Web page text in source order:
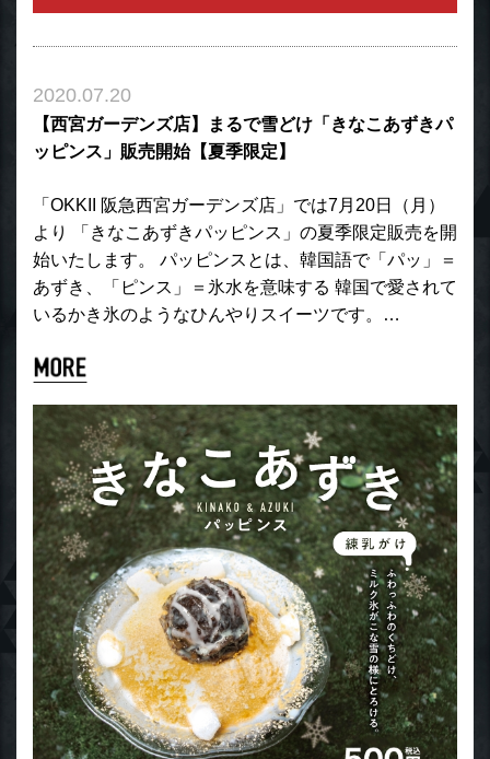
2020.07.20
【西宮ガーデンズ店】まるで雪どけ「きなこあずきパ
ッピンス」販売開始【夏季限定】
「OKKII 阪急西宮ガーデンズ店」では7月20日（月）
より 「きなこあずきパッピンス」の夏季限定販売を開
始いたします。 パッピンスとは、韓国語で「パッ」＝
あずき、「ピンス」＝氷水を意味する 韓国で愛されて
いるかき氷のようなひんやりスイーツです。…